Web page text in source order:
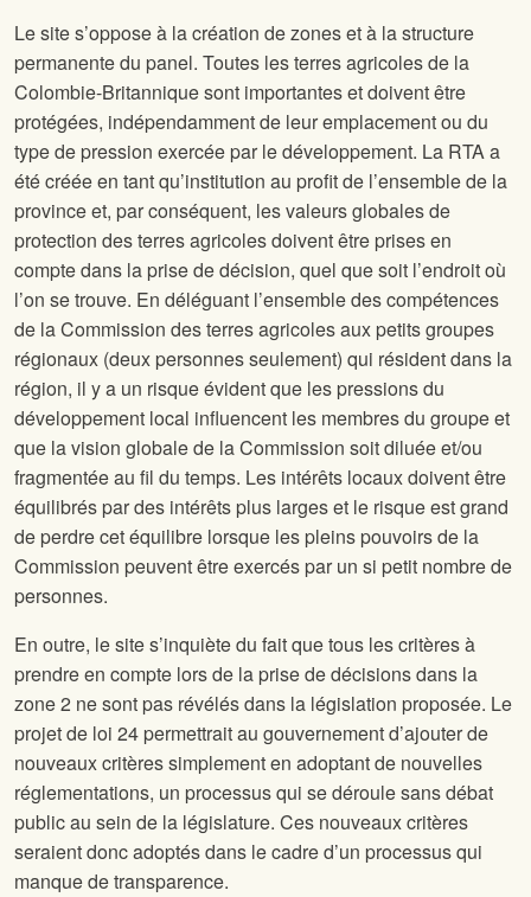
Le sites’oppose à la création de zones et à la structure
permanente du panel. Toutes les terres agricoles de la
Colombie-Britannique sont importantes et doivent être
protégées, indépendamment de leur emplacement ou du
type de pression exercée par le développement. La RTA a
été créée en tant qu’institution au profit de l’ensemble de la
province et, par conséquent, les valeurs globales de
protection des terres agricoles doivent être prises en
compte dans la prise de décision, quel que soit l’endroit où
l’on se trouve. En déléguant l’ensemble des compétences
de la Commission des terres agricoles aux petits groupes
régionaux (deux personnes seulement) qui résident dans la
région, il y a un risque évident que les pressions du
développement local influencent les membres du groupe et
que la vision globale de la Commission soit diluée et/ou
fragmentée au fil du temps. Les intérêts locaux doivent être
équilibrés par des intérêts plus larges et le risque est grand
de perdre cet équilibre lorsque les pleins pouvoirs de la
Commission peuvent être exercés par un si petit nombre de
personnes.
En outre, le sites’inquiète du fait que tous les critères à
prendre en compte lors de la prise de décisions dans la
zone 2 ne sont pas révélés dans la législation proposée. Le
projet de loi 24 permettrait au gouvernement d’ajouter de
nouveaux critères simplement en adoptant de nouvelles
réglementations, un processus qui se déroule sans débat
public au sein de la législature. Ces nouveaux critères
seraient donc adoptés dans le cadre d’un processus qui
manque de transparence.